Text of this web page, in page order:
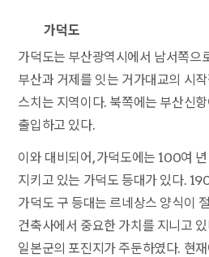
가덕도
가덕도는 부산광역시에서 남서쪽으
부산과 거제를 잇는 거가대교의 시
스치는 지역이다. 북쪽에는 부산신
출입하고 있다.
이와 대비되어, 가덕도에는 100여
지키고 있는 가덕도 등대가 있다.
가덕도 구 등대는 르네상스 양식이
건축사에서 중요한 가치를 지니고
일본군의 포진지가 주둔하였다. 현